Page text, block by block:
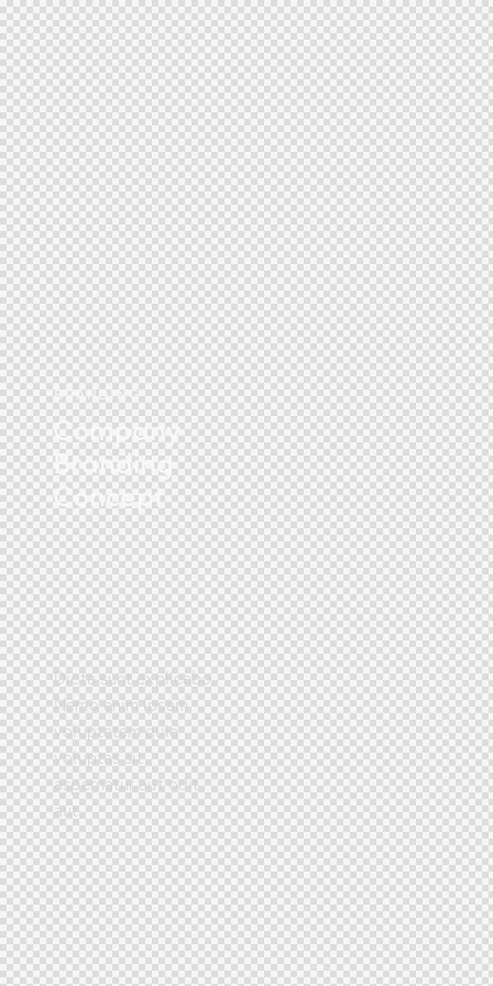
BRANDING
Company
Branding
Concept
Dicta sunt explicabo.
Nemo enim ipsam
voluptatem quia
voluptas sit
aspernatur aut odit
aut.